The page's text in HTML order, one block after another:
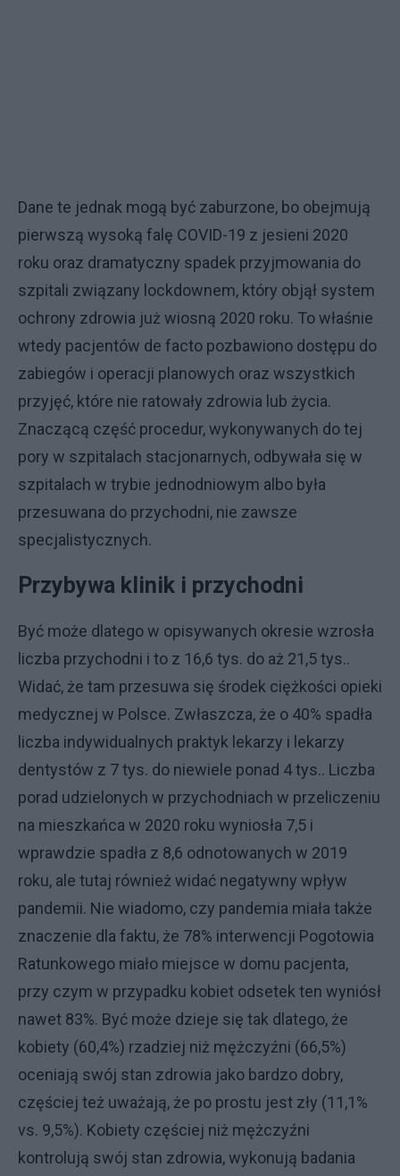
Dane te jednak mogą być zaburzone, bo obejmują
pierwszą wysoką falę COVID-19 z jesieni 2020
roku oraz dramatyczny spadek przyjmowania do
szpitali związany lockdownem, który objął system
ochrony zdrowia już wiosną 2020 roku. To właśnie
wtedy pacjentów de facto pozbawiono dostępu do
zabiegów i operacji planowych oraz wszystkich
przyjęć, które nie ratowały zdrowia lub życia.
Znaczącą część procedur, wykonywanych do tej
pory w szpitalach stacjonarnych, odbywała się w
szpitalach w trybie jednodniowym albo była
przesuwana do przychodni, nie zawsze
specjalistycznych.
Przybywa klinik i przychodni
Być może dlatego w opisywanych okresie wzrosła
liczba przychodni i to z 16,6 tys. do aż 21,5 tys..
Widać, że tam przesuwa się środek ciężkości opieki
medycznej w Polsce. Zwłaszcza, że o 40% spadła
liczba indywidualnych praktyk lekarzy i lekarzy
dentystów z 7 tys. do niewiele ponad 4 tys.. Liczba
porad udzielonych w przychodniach w przeliczeniu
na mieszkańca w 2020 roku wyniosła 7,5 i
wprawdzie spadła z 8,6 odnotowanych w 2019
roku, ale tutaj również widać negatywny wpływ
pandemii. Nie wiadomo, czy pandemia miała także
znaczenie dla faktu, że 78% interwencji Pogotowia
Ratunkowego miało miejsce w domu pacjenta,
przy czym w przypadku kobiet odsetek ten wyniósł
nawet 83%. Być może dzieje się tak dlatego, że
kobiety (60,4%) rzadziej niż mężczyźni (66,5%)
oceniają swój stan zdrowia jako bardzo dobry,
częściej też uważają, że po prostu jest zły (11,1%
vs. 9,5%). Kobiety częściej niż mężczyźni
kontrolują swój stan zdrowia, wykonują badania